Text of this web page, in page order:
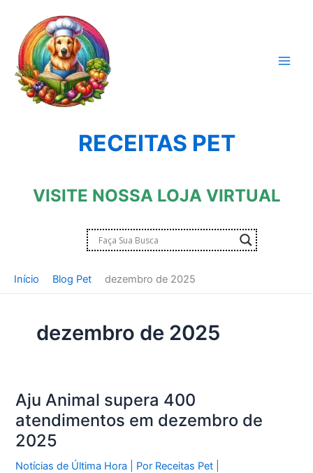
conteúdo
RECEITAS PET
VISITE NOSSA LOJA VIRTUAL
Início Blog Pet dezembro de 2025
dezembro de 2025
Aju Animal supera 400
atendimentos em dezembro de
2025
Notícias de Última Hora | Por Receitas Pet